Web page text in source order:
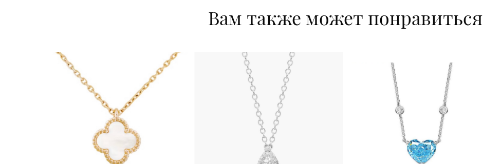
Вам также может понравиться